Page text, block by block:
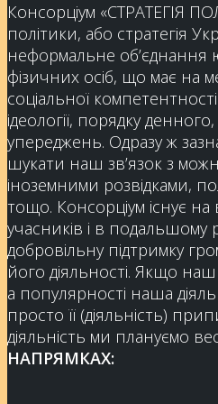
Консорціум «СТРАТЕГІЯ
політики, або стратегія
неформальне об’єднання
фізичних осіб, що має на
соціальної
ідеології, порядку
упереджень. Одразу ж
шукати наш зв’язок з
іноземними розвідками,
тощо. Консорціум існує
учасників і в
добровільну підтримку
його діяльності. Якщо
а популярності наша
просто її (діяльність)
діяльність ми плануємо
НАПРЯМКАХ: